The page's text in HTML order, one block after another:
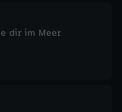
dir im Meer